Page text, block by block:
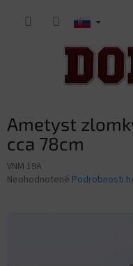
Ametyst
cca 78cm
VNM 19A
Priemerné
Neohodnotené Podrobnosti